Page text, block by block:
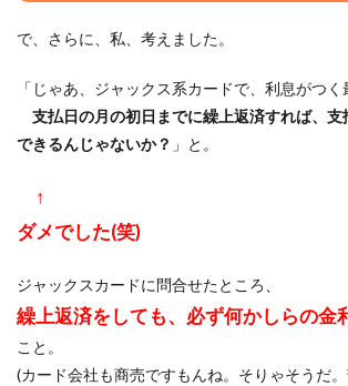
で、さらに、私、考えました。
「じゃあ、ジャックス系カードで、利息がつく
支払日の月の初日までに繰上返済すれば、支
できるんじゃないか？ 」と。
↑
ダメでした(笑)
ジャックスカードに問合せたところ、
繰上返済をしても、必ず何かしらの金
こと。
(カード会社も商売ですもんね。そりゃそうだ